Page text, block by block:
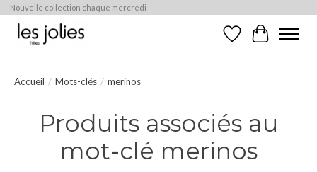
Nouvelle collection chaque mercredi
Liste de souhaits
Panier
Accueil / Mots-clés / merinos
Produits associés au
mot-clé merinos